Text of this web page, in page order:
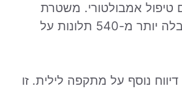
אמבולטורי. משטרת
הבירה כבר קיבלה יותר מ-540 תלונות על
נוסף על מתקפה לילית. זו